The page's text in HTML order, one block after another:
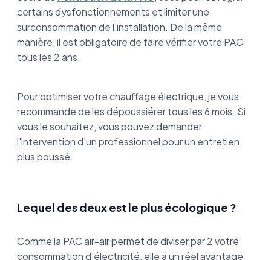
certains dysfonctionnements et limiter une
surconsommation de l’installation. De la même
manière, il est obligatoire de faire vérifier votre PAC
tous les 2 ans.
Pour optimiser votre chauffage électrique, je vous
recommande de les dépoussiérer tous les 6 mois. Si
vous le souhaitez, vous pouvez demander
l'intervention d’un professionnel pour un entretien
plus poussé.
Lequel des deux est le plus écologique ?
Comme la PAC air-air permet de diviser par 2 votre
consommation d’électricité, elle a un réel avantage